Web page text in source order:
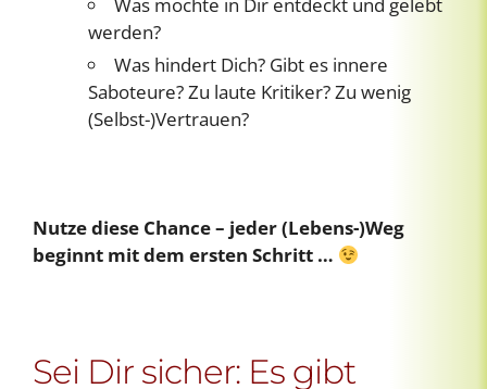
werden?
Was hindert Dich? Gibt es innere
Saboteure? Zu laute Kritiker? Zu wenig
(Selbst-)Vertrauen?
Nutze diese Chance – jeder (Lebens-)Weg
beginnt mit dem ersten Schritt …
Sei Dir sicher: Es gibt